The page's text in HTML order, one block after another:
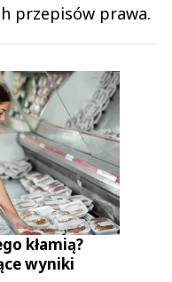
przepisów prawa.
kłamią?
wyniki